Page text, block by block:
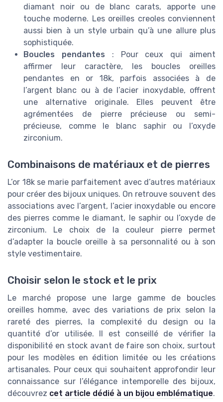
diamant noir ou de blanc carats, apporte une
touche moderne. Les oreilles creoles conviennent
aussi bien à un style urbain qu’à une allure plus
sophistiquée.
Boucles pendantes : Pour ceux qui aiment
affirmer leur caractère, les boucles oreilles
pendantes en or 18k, parfois associées à de
l’argent blanc ou à de l’acier inoxydable, offrent
une alternative originale. Elles peuvent être
agrémentées de pierre précieuse ou semi-
précieuse, comme le blanc saphir ou l’oxyde
zirconium.
Combinaisons de matériaux et de pierres
L’or 18k se marie parfaitement avec d’autres matériaux
pour créer des bijoux uniques. On retrouve souvent des
associations avec l’argent, l’acier inoxydable ou encore
des pierres comme le diamant, le saphir ou l’oxyde de
zirconium. Le choix de la couleur pierre permet
d’adapter la boucle oreille à sa personnalité ou à son
style vestimentaire.
Choisir selon le stock et le prix
Le marché propose une large gamme de boucles
oreilles homme, avec des variations de prix selon la
rareté des pierres, la complexité du design ou la
quantité d’or utilisée. Il est conseillé de vérifier la
disponibilité en stock avant de faire son choix, surtout
pour les modèles en édition limitée ou les créations
artisanales. Pour ceux qui souhaitent approfondir leur
connaissance sur l’élégance intemporelle des bijoux,
découvrez cet article dédié à un bijou emblématique.